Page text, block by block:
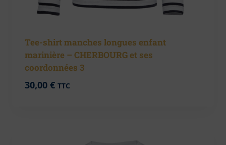
Tee-shirt manches longues enfant
marinière – CHERBOURG et ses
coordonnées 3
30,00 € TTC